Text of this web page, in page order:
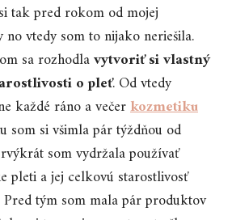
tak pred rokom od mojej
vtedy som to nijako neriešila.
sa rozhodlavytvoriť si vlastný
o pleť. Od vtedy
každé ráno a večerkozmetiku
som si všimla pár týždňou od
som vydržala používať
pleti a jej celkovú starostlivosť
Pred tým som mala pár produktov